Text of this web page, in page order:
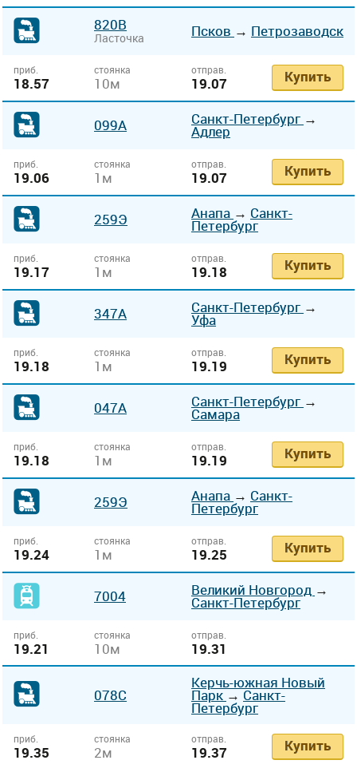
820В
Ласточка Псков → Петрозаводск
приб.
18.57
стоянка
10м
отправ.
19.07 Купить
099А Санкт-Петербург →
Адлер
приб.
19.06
стоянка
1м
отправ.
19.07 Купить
259Э Анапа → Санкт-
Петербург
приб.
19.17
стоянка
1м
отправ.
19.18 Купить
347А Санкт-Петербург →
Уфа
приб.
19.18
стоянка
1м
отправ.
19.19 Купить
047А Санкт-Петербург →
Самара
приб.
19.18
стоянка
1м
отправ.
19.19 Купить
259Э Анапа → Санкт-
Петербург
приб.
19.24
стоянка
1м
отправ.
19.25 Купить
7004 Великий Новгород →
Санкт-Петербург
приб.
19.21
стоянка
10м
отправ.
19.31
078С
Керчь-южная Новый
Парк→Санкт-
Петербург
приб.
19.35
стоянка
2м
отправ.
19.37 Купить